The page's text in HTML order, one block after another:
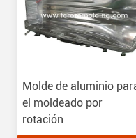
Molde de aluminio
el moldeado por
rotación